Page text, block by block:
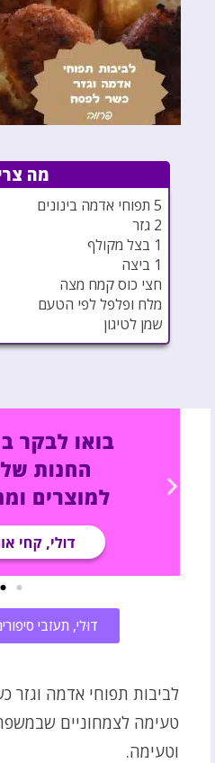
מה
5 תפוחי אדמה בינונים
2 גזר
1 בצל מקולף
1 ביצה
חצי כוס קמח מצה
מלח ופלפל לפי הטעם
שמן לטיגון
דוּלי, תעזבי
לביבות תפוחי אדמה וגזר
טעימה לצמחוניים
וטעימה.